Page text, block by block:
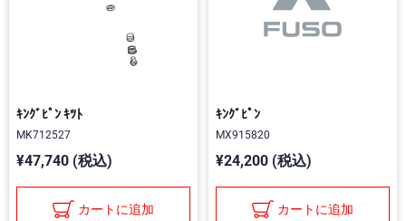
ｷﾝｸﾞﾋﾟﾝ ｷﾂﾄ
MK712527
¥47,740 (税込)
カートに追加
ｷﾝｸﾞﾋﾟﾝ
MX915820
¥24,200 (税込)
カートに追加